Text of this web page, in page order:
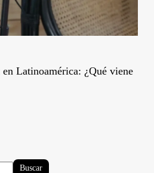
en Latinoamérica: ¿Qué viene
Buscar